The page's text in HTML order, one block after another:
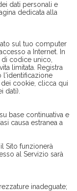
dati personali e
dedicata alla
sul tuo computer
a Internet. In
codice unico,
limitata. Registra
l'identificazione
cookie, clicca qui
dati).
base continuativa e
causa estranea a
Sito funzionerà
al Servizio sarà
inadeguate;